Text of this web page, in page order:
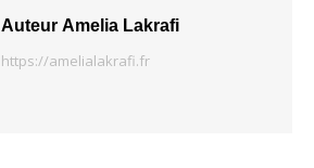
Auteur Amelia Lakrafi
https://amelialakrafi.fr